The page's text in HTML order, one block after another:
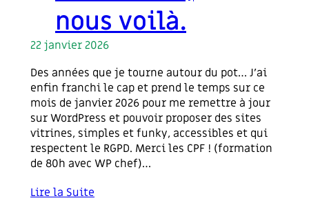
nous voilà.
22 janvier 2026
Des années que je tourne autour du pot… J’ai
enfin franchi le cap et prend le temps sur ce
mois de janvier 2026 pour me remettre à jour
sur WordPress et pouvoir proposer des sites
vitrines, simples et funky, accessibles et qui
respectent le RGPD. Merci les CPF ! (formation
de 80h avec WP chef)…
Lire la Suite